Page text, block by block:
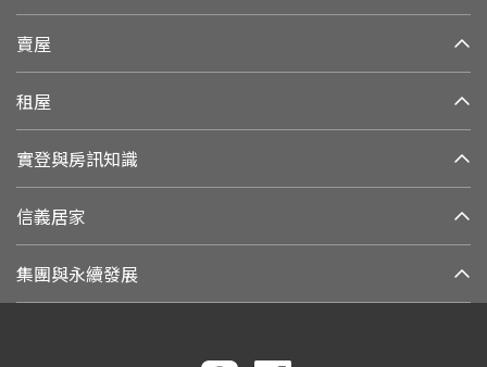
賣屋
租屋
實登與房訊知識
信義居家
集團與永續發展